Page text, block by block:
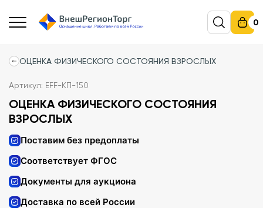
0
ОЦЕНКА ФИЗИЧЕСКОГО СОСТОЯНИЯ ВЗРОСЛЫХ
Артикул: EFF-КП-150
ОЦЕНКА ФИЗИЧЕСКОГО СОСТОЯНИЯ
ВЗРОСЛЫХ
Поставим без предоплаты
Соответствует ФГОС
Документы для аукциона
Доставка по всей России